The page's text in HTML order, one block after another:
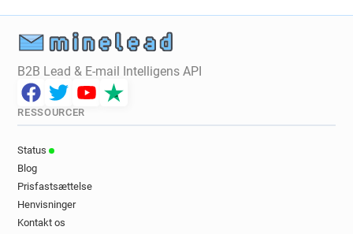
B2B Lead & E-mail Intelligens API
RESSOURCER
Status
Blog
Prisfastsættelse
Henvisninger
Kontakt os